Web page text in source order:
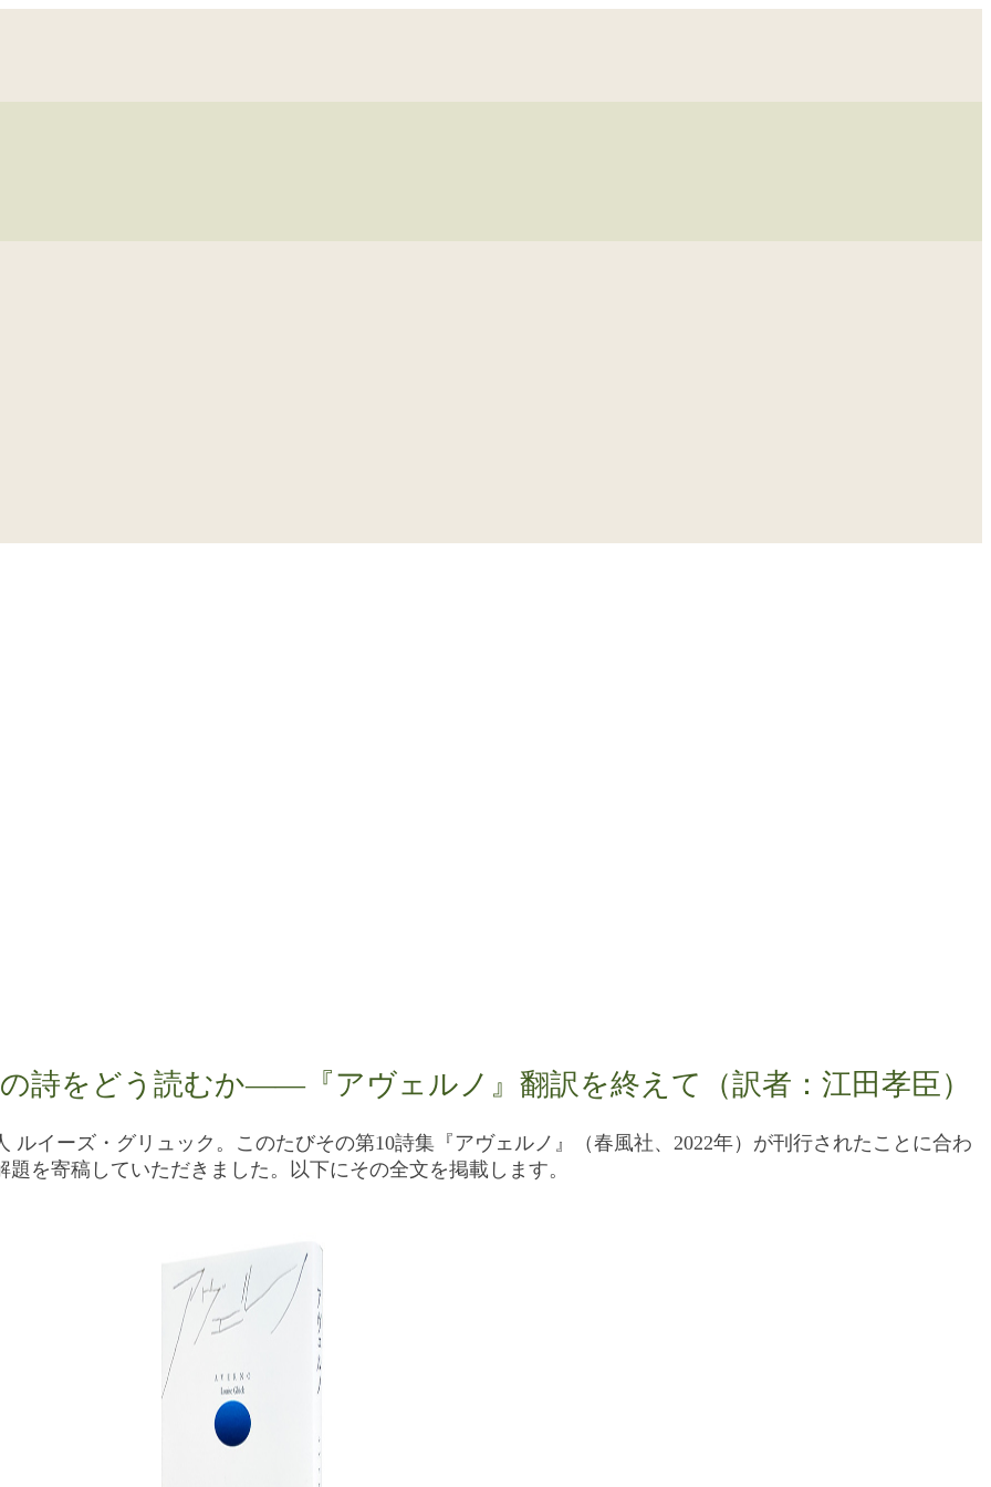
詩をどう読むか――『アヴェルノ』翻訳を終えて（訳者：江田孝臣）
ルイーズ・グリュック。このたびその第10詩集『アヴェルノ』（春風社、2022年）が刊行されたことに合わ
を寄稿していただきました。以下にその全文を掲載します。